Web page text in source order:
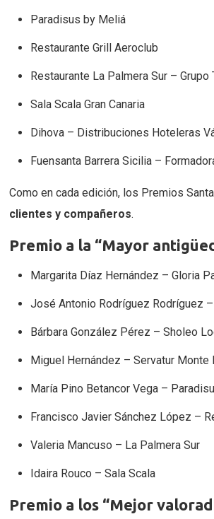
Paradisus by Meliá
Restaurante Grill Aeroclub
Restaurante La Palmera Sur – Grupo
Sala Scala Gran Canaria
Dihova – Distribuciones Hoteleras
Fuensanta Barrera Sicilia –
Como en cada edición, los Premios
clientes y compañeros.
Premio a la “Mayor
Margarita Díaz Hernández – Gloria
José Antonio Rodríguez Rodríguez
Bárbara González Pérez – Sholeo
Miguel Hernández – Servatur Monte
María Pino Betancor Vega –
Francisco Javier Sánchez López –
Valeria Mancuso – La Palmera Sur
Idaira Rouco – Sala Scala
Premio a los “Mejor